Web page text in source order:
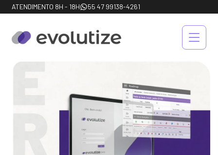
ATENDIMENTO 8H - 18H 55 47 99138-4261